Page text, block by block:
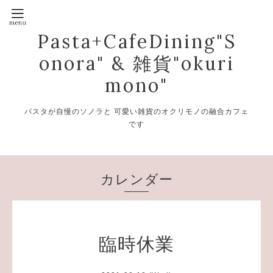
Pasta+CafeDining"S
onora" & 雑貨"okuri
mono"
パスタが自慢のソノラと 可愛い雑貨のオクリモノの融合カフェ
です
カレンダー
臨時休業